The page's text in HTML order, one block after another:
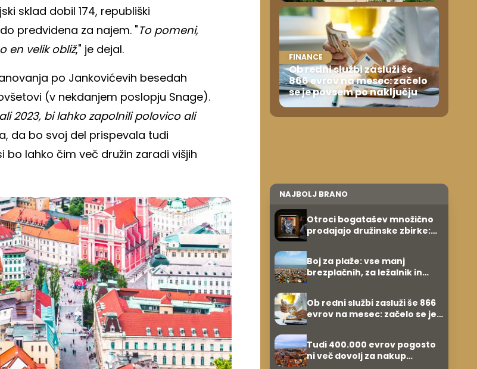
sklad dobil 174, republiški
predvidena za najem. "To pomeni,
en velik obliž," je dejal.
po Jankovićevih besedah
(v nekdanjem poslopju Snage).
2023, bi lahko zapolnili polovico ali
da bo svoj del prispevala tudi
lahko čim več družin zaradi višjih
FINANCE
Ob redni službi zasluži še
866 evrov na mesec: začelo
se je povsem po naključju
NAJBOLJ BRANO
Otroci bogatašev množično
prodajajo družinske zbirke:
Boj za plaže: vse manj
brezplačnih, za ležalnik in
Ob redni službi zasluži še 866
evrov na mesec: začelo se je
Tudi 400.000 evrov pogosto
ni več dovolj za nakup